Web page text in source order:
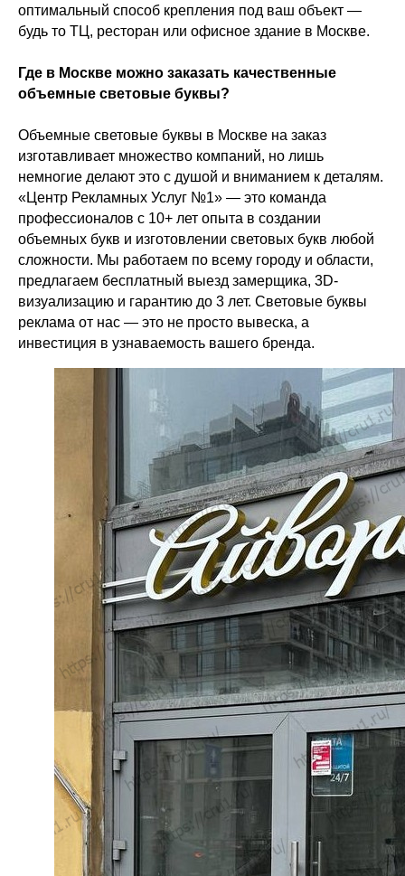
оптимальный способ крепления под ваш объект —
будь то ТЦ, ресторан или офисное здание в Москве.
Где в Москве можно заказать качественные
объемные световые буквы?
Объемные световые буквы в Москве на заказ
изготавливает множество компаний, но лишь
немногие делают это с душой и вниманием к деталям.
«Центр Рекламных Услуг №1» — это команда
профессионалов с 10+ лет опыта в создании
объемных букв и изготовлении световых букв любой
сложности. Мы работаем по всему городу и области,
предлагаем бесплатный выезд замерщика, 3D-
визуализацию и гарантию до 3 лет. Световые буквы
реклама от нас — это не просто вывеска, а
инвестиция в узнаваемость вашего бренда.